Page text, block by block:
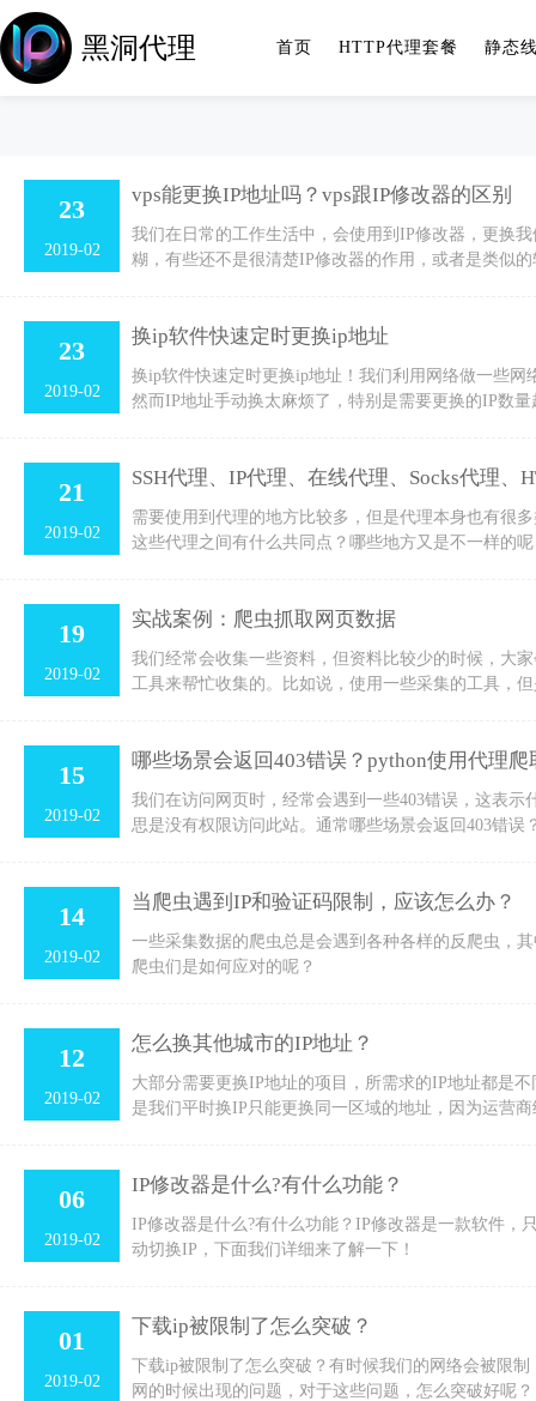
黑洞代理 首页 HTTP代理套餐 静态
23
2019-02
vps能更换IP地址吗？vps跟IP修改器的区别
我们在日常的工作生活中，会使用到IP修改器，更换
糊，有些还不是很清楚IP修改器的作用，或者是类似
23
2019-02
换ip软件快速定时更换ip地址
换ip软件快速定时更换ip地址！我们利用网络做一些
然而IP地址手动换太麻烦了，特别是需要更换的IP数
21
2019-02
SSH代理、IP代理、在线代理、Socks代理、
需要使用到代理的地方比较多，但是代理本身也有很
这些代理之间有什么共同点？哪些地方又是不一样的
19
2019-02
实战案例：爬虫抓取网页数据
我们经常会收集一些资料，但资料比较少的时候，大
工具来帮忙收集的。比如说，使用一些采集的工具，
15
2019-02
哪些场景会返回403错误？python使用代理
我们在访问网页时，经常会遇到一些403错误，这表示
思是没有权限访问此站。通常哪些场景会返回403错误
14
2019-02
当爬虫遇到IP和验证码限制，应该怎么办？
一些采集数据的爬虫总是会遇到各种各样的反爬虫，
爬虫们是如何应对的呢？
12
2019-02
怎么换其他城市的IP地址？
大部分需要更换IP地址的项目，所需求的IP地址都是
是我们平时换IP只能更换同一区域的地址，因为运营
06
2019-02
IP修改器是什么?有什么功能？
IP修改器是什么?有什么功能？IP修改器是一款软件，
动切换IP，下面我们详细来了解一下！
01
2019-02
下载ip被限制了怎么突破？
下载ip被限制了怎么突破？有时候我们的网络会被限
网的时候出现的问题，对于这些问题，怎么突破好呢？